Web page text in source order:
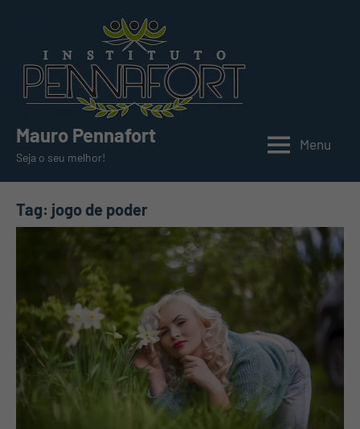
conteúdo
Mauro Pennafort
Seja o seu melhor!
Menu
Tag: jogo de poder